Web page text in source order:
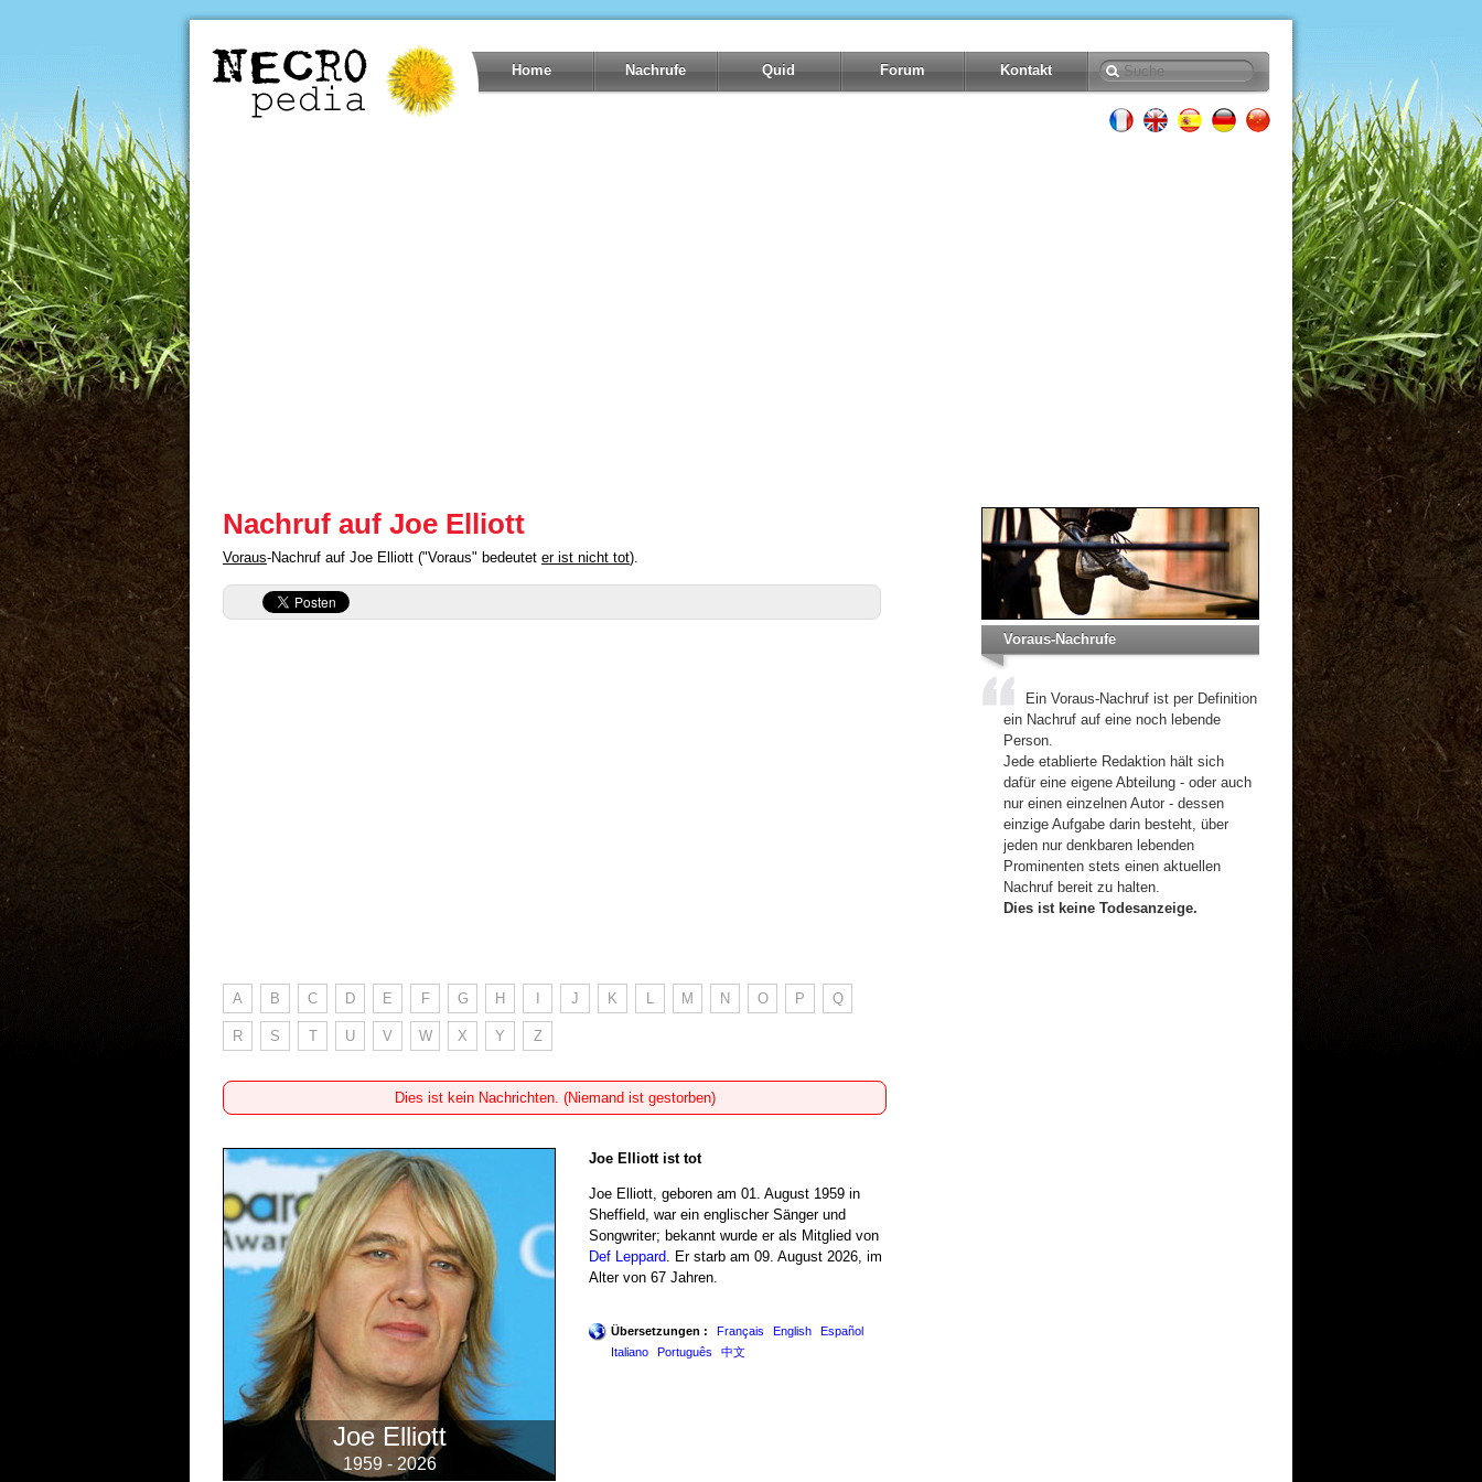
Home Nachrufe Quid Forum Kontakt
Nachruf auf Joe Elliott
Voraus-Nachruf auf Joe Elliott ("Voraus" bedeutet er ist nicht tot).
A B C D E F G H J K L M N O P Q
R S T U V W X Y Z
Dies ist kein Nachrichten. (Niemand ist gestorben)
Joe Elliott
1959 - 2026
Joe Elliott ist tot
Joe Elliott, geboren am 01. August 1959 in
Sheffield, war ein englischer Sänger und
Songwriter; bekannt wurde er als Mitglied von
Def Leppard . Er starb am 09. August 2026, im
Alter von 67 Jahren.
Übersetzungen : Français English
Español
Italiano
Português 中文
Voraus-Nachrufe
Ein Voraus-Nachruf ist per Definition
ein Nachruf auf eine noch lebende
Person.
Jede etablierte Redaktion hält sich
dafür eine eigene Abteilung - oder auch
nur einen einzelnen Autor - dessen
einzige Aufgabe darin besteht, über
jeden nur denkbaren lebenden
Prominenten stets einen aktuellen
Nachruf bereit zu halten.
Dies ist keine Todesanzeige.